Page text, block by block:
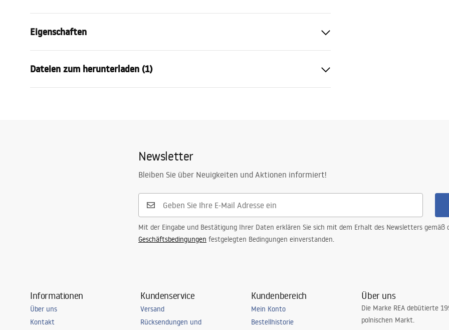
Eigenschaften
Material
Farbe
Gold
Transparent
1-teilig
Dateien zum herunterladen (1)
Newsletter
Bleiben Sie über Neuigkeiten und Aktionen informiert!
Mit der Eingabe und Bestätigung Ihrer Daten erklären Sie sich mit dem Erhalt des Newsletters gemäß
Geschäftsbedingungen festgelegten Bedingungen einverstanden.
Informationen
Über uns
Kontakt
Kundenservice
Versand
Rücksendungen und
Kundenbereich
Mein Konto
Bestellhistorie
Über uns
Die Marke REA debütierte
polnischen Markt.